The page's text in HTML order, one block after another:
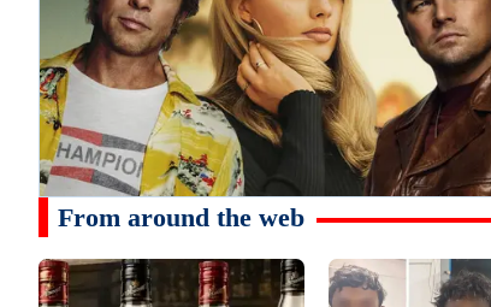
From around the web